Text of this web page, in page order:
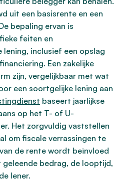
uit een basisrente en een
bepaling ervan is
feiten en
lening, inclusief een opslag
Een zakelijke
zijn, vergelijkbaar met wat
een soortgelijke lening aan
baseert jaarlijkse
op het T- of U-
Het zorgvuldig vaststellen
om fiscale verrassingen te
de rente wordt beïnvloed
bedrag, de looptijd,
lener.